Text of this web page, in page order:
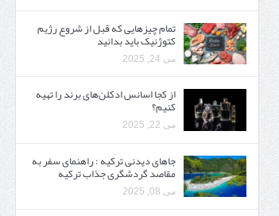
تمام چیزهایی که قبل از شروع رژیم
کتوژنیک باید بدانید‎
می 24, 2025
از کجا اسانس ادکلن‌های برند را تهیه
کنیم؟
می 22, 2025
جاهای دیدنی ترکیه : راهنمای سفر به
مقاصد گردشگری جذاب ترکیه
می 08, 2025